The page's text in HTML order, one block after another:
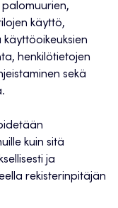
käyttö,
henkilötietojen
sekä
kuin sitä
ja
rekisterinpitäjän